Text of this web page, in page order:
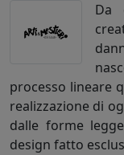
Da
processo lineare
realizzazione di
dalle forme
design fatto